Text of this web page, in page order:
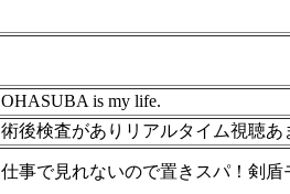
OHASUBA is my life.
術後検査がありリアルタイム視聴あ
仕事で見れないので置きスパ！剣